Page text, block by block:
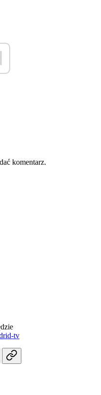
komentarz.
tv